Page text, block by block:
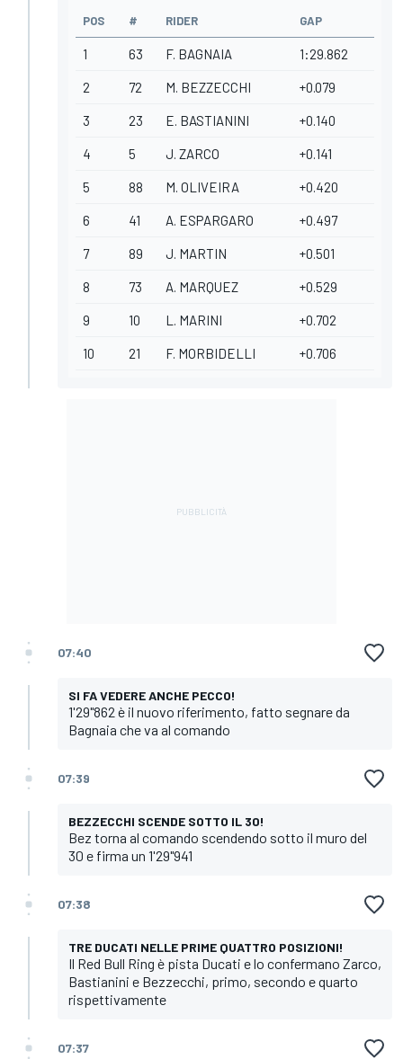
POS # RIDER GAP
1 63 F. BAGNAIA 1:29.862
2 72 M. BEZZECCHI +0.079
3 23 E. BASTIANINI +0.140
4 5 J. ZARCO +0.141
5 88 M. OLIVEIRA +0.420
6 41 A. ESPARGARO +0.497
7 89 J. MARTIN +0.501
8 73 A. MARQUEZ +0.529
9 10 L. MARINI +0.702
10 21 F. MORBIDELLI +0.706
07:40
SI FA VEDERE ANCHE PECCO!
1'29"862 è il nuovo riferimento, fatto segnare da
Bagnaia che va al comando
07:39
BEZZECCHI SCENDE SOTTO IL 30!
Bez torna al comando scendendo sotto il muro del
30 e firma un 1'29"941
07:38
TRE DUCATI NELLE PRIME QUATTRO POSIZIONI!
Il Red Bull Ring è pista Ducati e lo confermano Zarco,
Bastianini e Bezzecchi, primo, secondo e quarto
rispettivamente
07:37